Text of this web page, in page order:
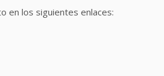
en los siguientes enlaces: